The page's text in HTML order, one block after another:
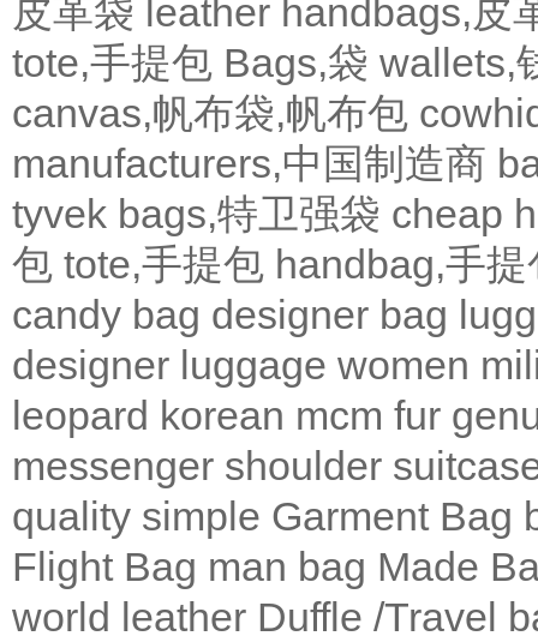
皮革袋 leather handbags,皮
tote,手提包 Bags,袋 wallets,
canvas,帆布袋,帆布包
manufacturers,中国制造商
tyvek bags,特卫强袋 cheap
包 tote,手提包 handbag,手提
candy bag designer bag
designer luggage women
leopard korean mcm fur
messenger shoulder
quality simple Garment Bag
Flight Bag man bag Made
world leather Duffle /Travel